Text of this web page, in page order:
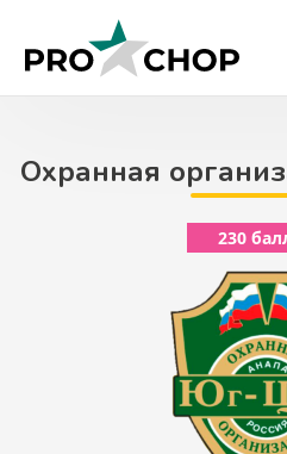
content
Охранная
230